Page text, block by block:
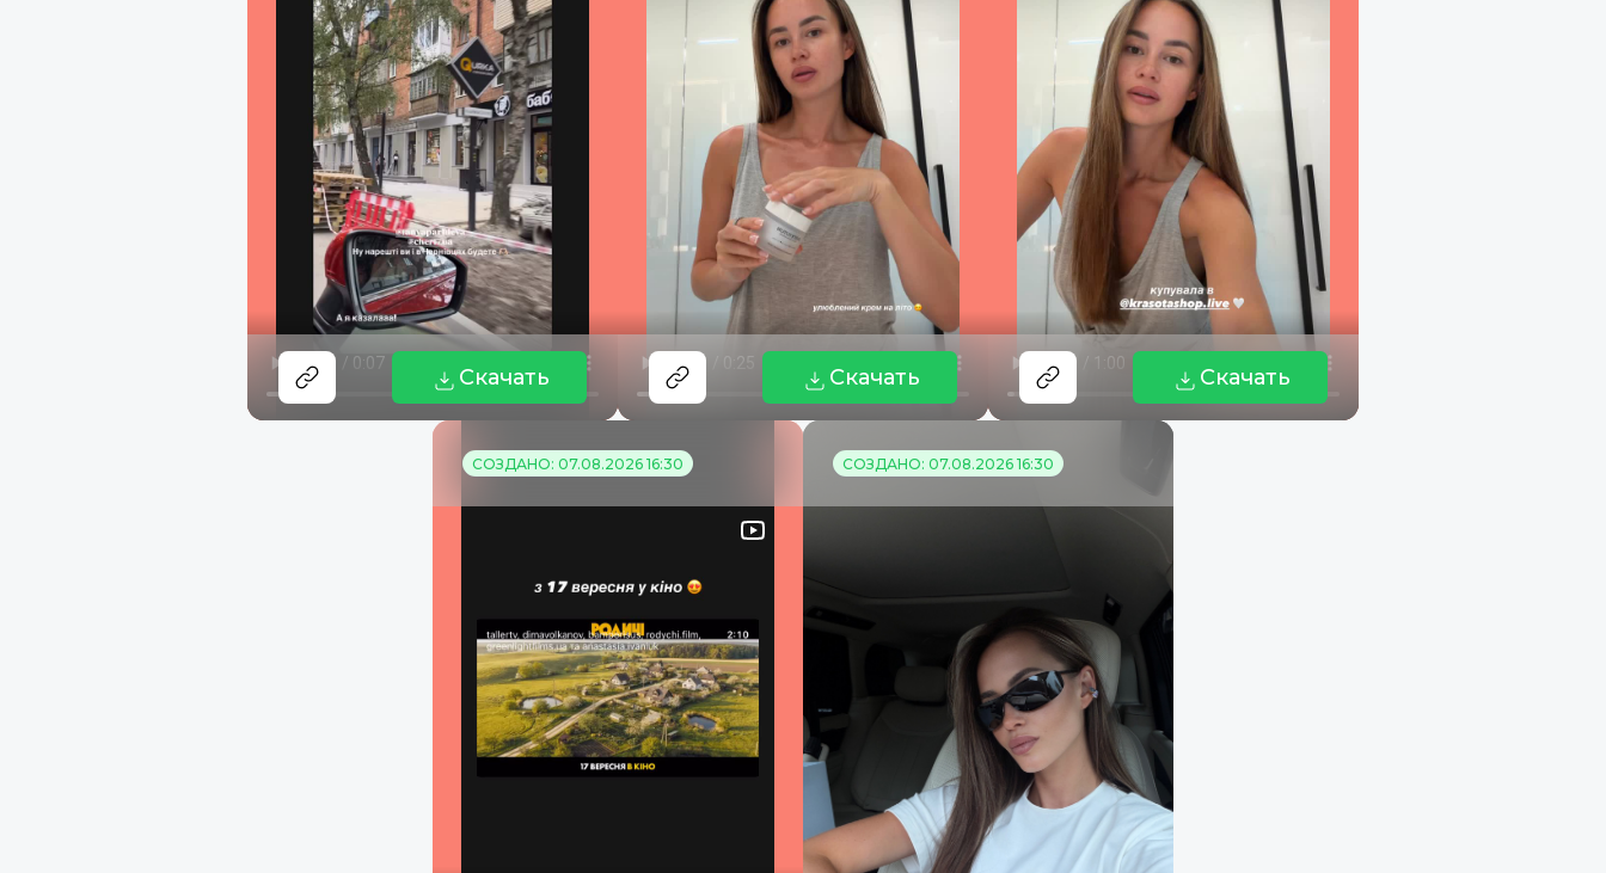
Скачать Скачать Скачать
СОЗДАНО: 07.08.2026 16:30 СОЗДАНО: 07.08.2026 16:30